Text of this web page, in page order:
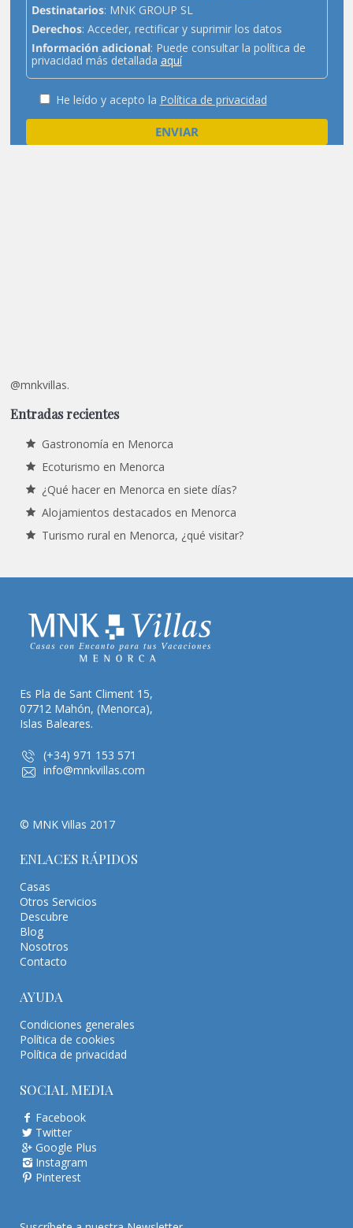
Destinatarios: MNK GROUP SL
Derechos: Acceder, rectificar y suprimir los datos
Información adicional: Puede consultar la política de
privacidad más detallada aquí
He leído y acepto la Política de privacidad
@mnkvillas.
Entradas recientes
Gastronomía en Menorca
Ecoturismo en Menorca
¿Qué hacer en Menorca en siete días?
Alojamientos destacados en Menorca
Turismo rural en Menorca, ¿qué visitar?
Es Pla de Sant Climent 15,
07712 Mahón, (Menorca),
Islas Baleares.
(+34) 971 153 571
info@mnkvillas.com
© MNK Villas 2017
ENLACES RÁPIDOS
Casas
Otros Servicios
Descubre
Blog
Nosotros
Contacto
AYUDA
Condiciones generales
Política de cookies
Política de privacidad
SOCIAL MEDIA
Facebook
Twitter
Google Plus
Instagram
Pinterest